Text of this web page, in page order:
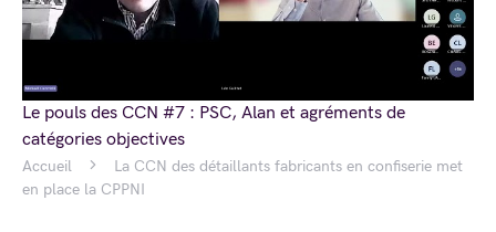
Accueil
La CCN des détaillants fabricants en confiserie met
en place la CPPNI
Le pouls des CCN #7 : PSC, Alan et agréments de
catégories objectives